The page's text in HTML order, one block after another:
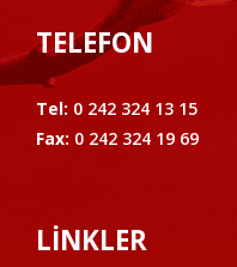
TELEFON
Tel: 0 242 324 13 15
Fax: 0 242 324 19 69
LİNKLER